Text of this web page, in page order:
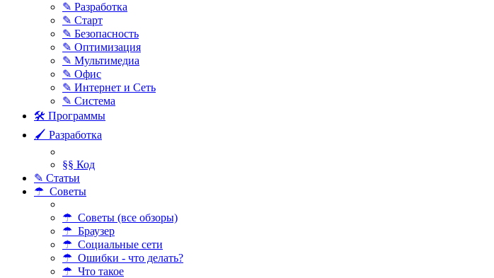
✎ Разработка
✎ Старт
✎ Безопасность
✎ Оптимизация
✎ Мультимедиа
✎ Офис
✎ Интернет и Сеть
✎ Система
🛠 Программы
🖌 Разработка
§§ Код
✎ Статьи
☂ Советы
☂ Советы (все обзоры)
☂ Браузер
☂ Социальные сети
☂ Ошибки - что делать?
☂ Что такое